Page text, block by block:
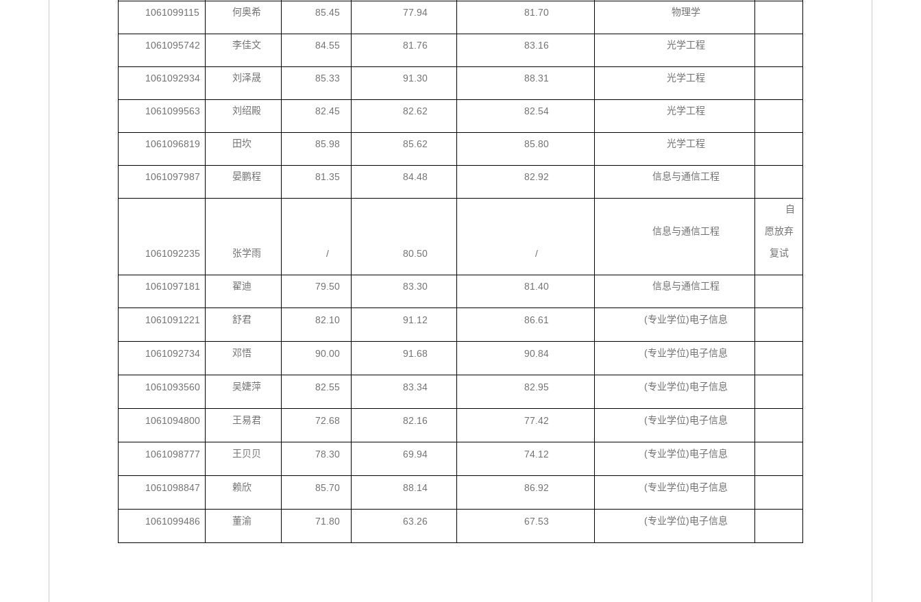
1061099115 何奥希 85.45 77.94 81.70 物理学
1061095742 李佳文 84.55 81.76 83.16 光学工程
1061092934 刘泽晟 85.33 91.30 88.31 光学工程
1061099563 刘绍殿 82.45 82.62 82.54 光学工程
1061096819 田坎 85.98 85.62 85.80 光学工程
1061097987 晏鹏程 81.35 84.48 82.92 信息与通信工程
1061092235 张学雨 / 80.50 /
信息与通信工程
自
愿放弃
复试
1061097181 翟迪 79.50 83.30 81.40 信息与通信工程
1061091221 舒君 82.10 91.12 86.61 (专业学位)电子信息
1061092734 邓悟 90.00 91.68 90.84 (专业学位)电子信息
1061093560 吴婕萍 82.55 83.34 82.95 (专业学位)电子信息
1061094800 王易君 72.68 82.16 77.42 (专业学位)电子信息
1061098777 王贝贝 78.30 69.94 74.12 (专业学位)电子信息
1061098847 赖欣 85.70 88.14 86.92 (专业学位)电子信息
1061099486 董渝 71.80 63.26 67.53 (专业学位)电子信息